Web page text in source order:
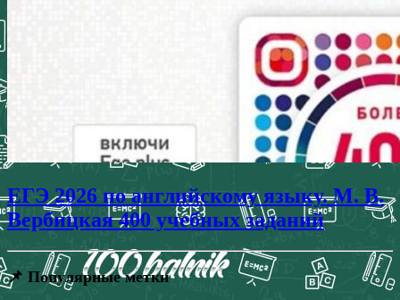
ЕГЭ 2026 по английскому языку. М. В.
Вербицкая 400 учебных заданий
📌 Популярные метки